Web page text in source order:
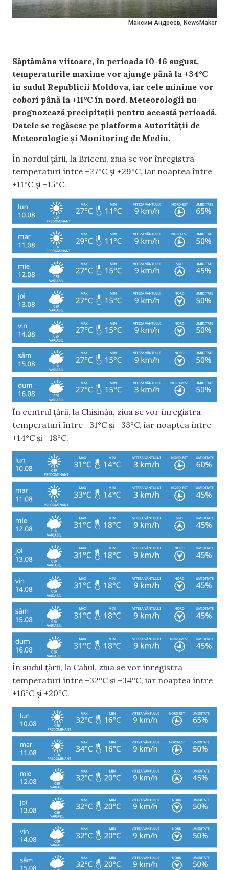
Максим Андреев, NewsMaker
Săptămâna viitoare, în perioada 10-16 august,
temperaturile maxime vor ajunge până la +34°C
în sudul Republicii Moldova, iar cele minime vor
coborî până la +11°C în nord. Meteorologii nu
prognozează precipitații pentru această perioadă.
Datele se regăsesc pe platforma Autorității de
Meteorologie și Monitoring de Mediu.
În nordul țării, la Briceni, ziua se vor înregistra
temperaturi între +27°C și +29°C, iar noaptea între
+11°C și +15°C.
În centrul țării, la Chișinău, ziua se vor înregistra
temperaturi între +31°C și +33°C, iar noaptea între
+14°C și +18°C.
În sudul țării, la Cahul, ziua se vor înregistra
temperaturi între +32°C și +34°C, iar noaptea între
+16°C și +20°C.